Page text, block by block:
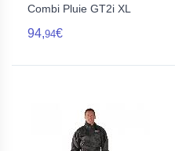
Combi Pluie GT2i XL
94,94€